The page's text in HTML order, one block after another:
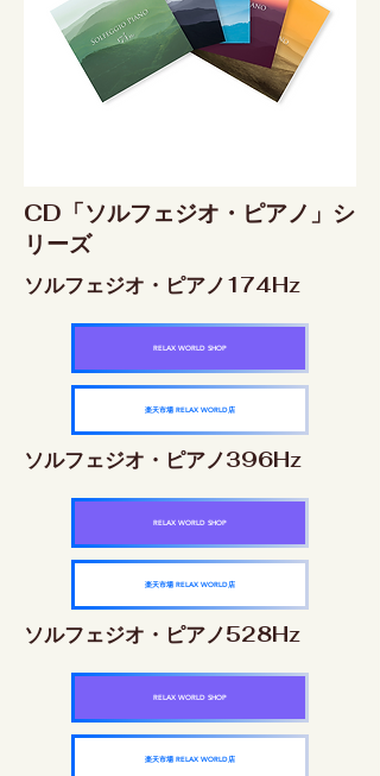
CD「ソルフェジオ・ピアノ」シ
リーズ
ソルフェジオ・ピアノ174Hz
RELAX WORLD SHOP
楽天市場 RELAX WORLD店
ソルフェジオ・ピアノ396Hz
RELAX WORLD SHOP
楽天市場 RELAX WORLD店
ソルフェジオ・ピアノ528Hz
RELAX WORLD SHOP
楽天市場 RELAX WORLD店